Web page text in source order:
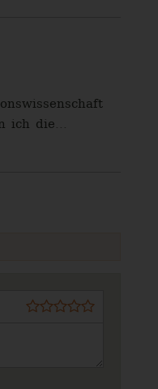
ich die...